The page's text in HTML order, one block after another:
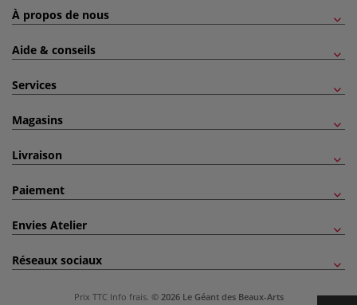
À propos de nous
Aide & conseils
Services
Magasins
Livraison
Paiement
Envies Atelier
Réseaux sociaux
Prix TTC Info frais. © 2026 Le Géant des Beaux-Arts